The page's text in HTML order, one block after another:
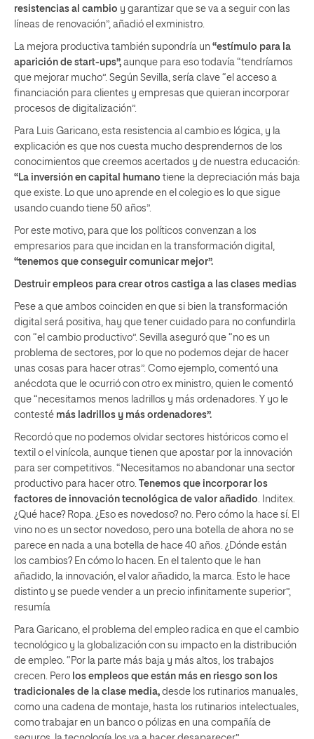
resistencias al cambio y garantizar que se va a seguir con las
líneas de renovación”, añadió el exministro.
La mejora productiva también supondría un “estímulo para la
aparición de start-ups”, aunque para eso todavía “tendríamos
que mejorar mucho”. Según Sevilla, sería clave “el acceso a
financiación para clientes y empresas que quieran incorporar
procesos de digitalización”.
Para Luis Garicano, esta resistencia al cambio es lógica, y la
explicación es que nos cuesta mucho desprendernos de los
conocimientos que creemos acertados y de nuestra educación:
“La inversión en capital humano tiene la depreciación más baja
que existe. Lo que uno aprende en el colegio es lo que sigue
usando cuando tiene 50 años”.
Por este motivo, para que los políticos convenzan a los
empresarios para que incidan en la transformación digital,
“tenemos que conseguir comunicar mejor”.
Destruir empleos para crear otros castiga a las clases medias
Pese a que ambos coinciden en que si bien la transformación
digital será positiva, hay que tener cuidado para no confundirla
con “el cambio productivo”. Sevilla aseguró que “no es un
problema de sectores, por lo que no podemos dejar de hacer
unas cosas para hacer otras”. Como ejemplo, comentó una
anécdota que le ocurrió con otro ex ministro, quien le comentó
que “necesitamos menos ladrillos y más ordenadores. Y yo le
contesté más ladrillos y más ordenadores”.
Recordó que no podemos olvidar sectores históricos como el
textil o el vinícola, aunque tienen que apostar por la innovación
para ser competitivos. “Necesitamos no abandonar una sector
productivo para hacer otro.
Tenemos que incorporar los
factores de innovación tecnológica de valor añadido. Inditex.
¿Qué hace? Ropa. ¿Eso es novedoso? no. Pero cómo la hace sí. El
vino no es un sector novedoso, pero una botella de ahora no se
parece en nada a una botella de hace 40 años. ¿Dónde están
los cambios? En cómo lo hacen. En el talento que le han
añadido, la innovación, el valor añadido, la marca. Esto le hace
distinto y se puede vender a un precio infinitamente superior”,
resumía
Para Garicano, el problema del empleo radica en que el cambio
tecnológico y la globalización con su impacto en la distribución
de empleo. “Por la parte más baja y más altos, los trabajos
crecen. Pero los empleos que están más en riesgo son los
tradicionales de la clase media, desde los rutinarios manuales,
como una cadena de montaje, hasta los rutinarios intelectuales,
como trabajar en un banco o pólizas en una compañía de